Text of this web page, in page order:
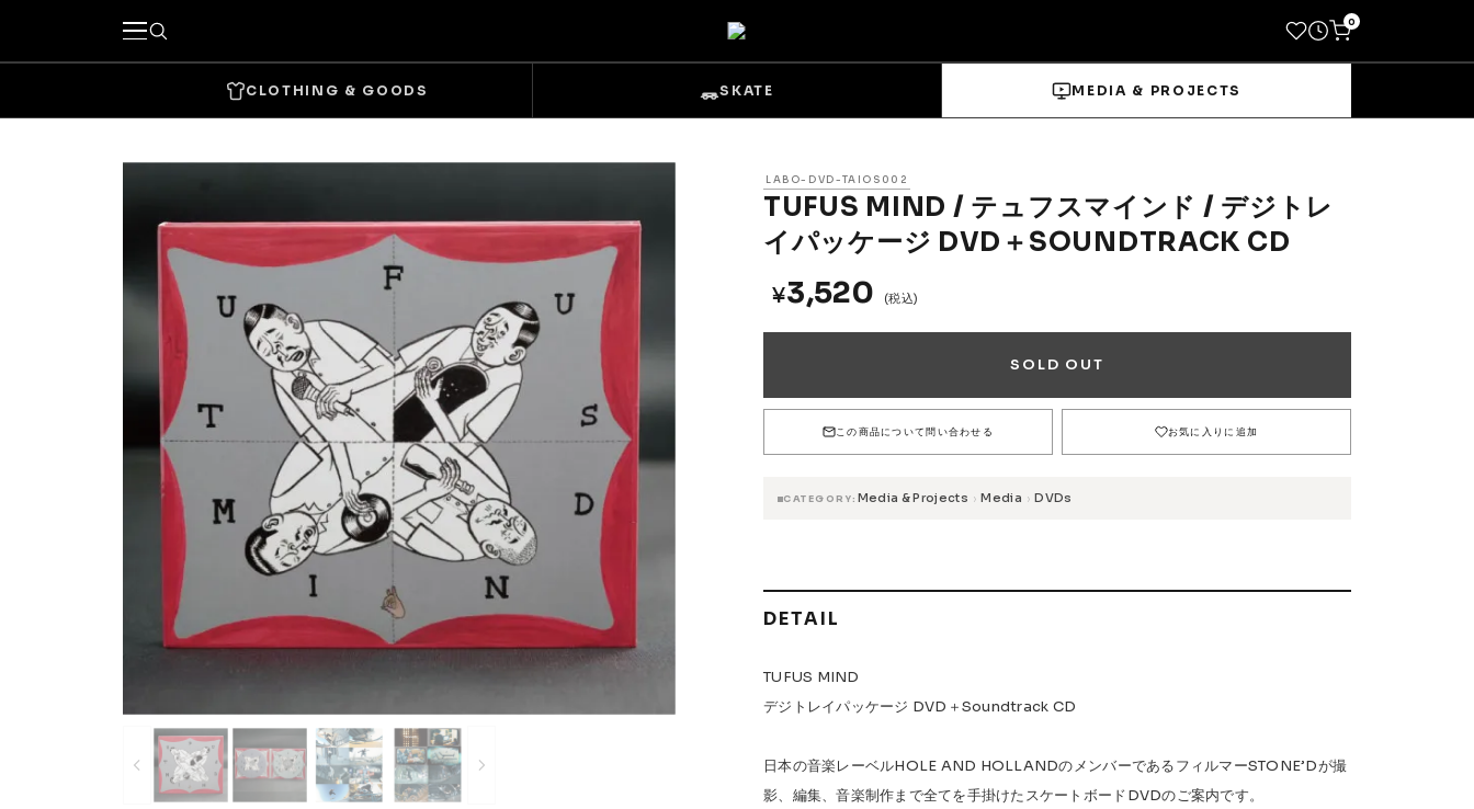
0
CLOTHING & GOODS
Sets & Overalls
Bags & Pouches
Accessories & Goods
Complete Decks
Parts & Accessories
Skate Bags & Cases Tools & Maintenance
MEDIA & PROJECTS
Projects & Events
ブランドから探す
FESN LIBE BRAND UNIVS. FESN laboratory Z-FLEX PENNY Pro Shop CUSTOM COET CHROME INDUSTRIES GLOBE
CLOTHING & GOODS SKATE MEDIA & PROJECTS
LABO-DVD-TAIOS002
TUFUS MIND / テュフスマインド / デジトレ
イパッケージ DVD＋SOUNDTRACK CD
¥3,520 (税込)
SOLD OUT
この商品について問い合わせる お気に入りに追加
CATEGORY Media & Projects › Media › DVDs
DETAIL
TUFUS MIND
デジトレイパッケージ DVD＋Soundtrack CD
日本の音楽レーベルHOLE AND HOLLANDのメンバーであるフィルマーSTONE’Dが撮
影、編集、音楽制作まで全てを手掛けたスケートボードDVDのご案内です。